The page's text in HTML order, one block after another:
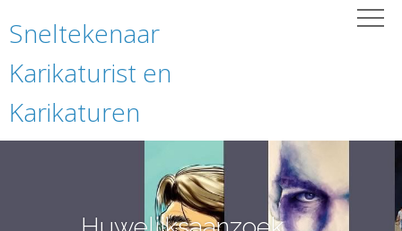
Sneltekenaar
Karikaturist en
Karikaturen